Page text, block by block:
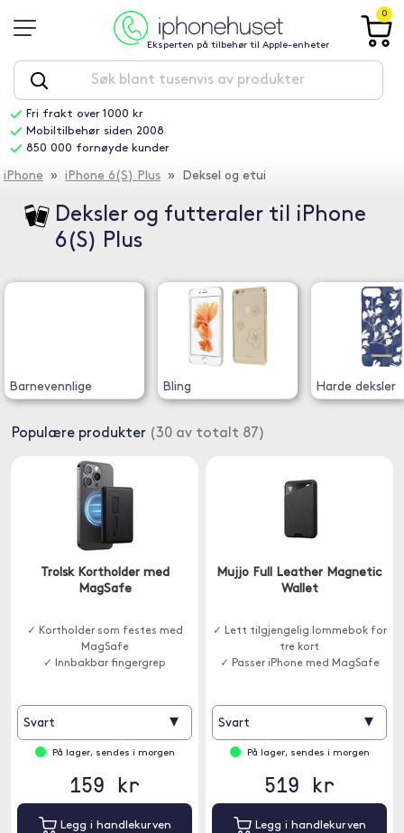
Eksperten på tilbehør til Apple-enheter
0
Fri frakt over 1000 kr
Mobiltilbehør siden 2008
850 000 fornøyde kunder
iPhone » iPhone 6(S) Plus » Deksel og etui
Deksler og futteraler til iPhone
6(S) Plus
Barnevennlige Bling Harde deksler
Populære produkter (30 av totalt 87)
Trolsk Kortholder med
MagSafe
✓ Kortholder som festes med
MagSafe
✓ Innbakbar fingergrep
Svart ▾
På lager, sendes i morgen
159 kr
Legg i handlekurven
Mujjo Full Leather Magnetic
Wallet
✓ Lett tilgjengelig lommebok for
tre kort
✓ Passer iPhone med MagSafe
Svart ▾
På lager, sendes i morgen
519 kr
Legg i handlekurven